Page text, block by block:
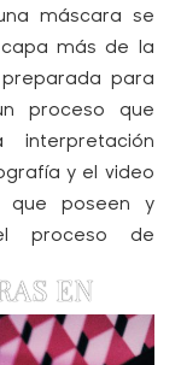
EN
máscara se
más de la
para
proceso que
interpretación
y el video
que poseen y
proceso de